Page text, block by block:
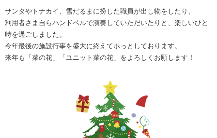
サンタやトナカイ、雪だるまに扮した職員が出し物をしたり、
利用者さま自らハンドベルで演奏していただいたりと、楽しいひと
時を過ごしました。
今年最後の施設行事を盛大に終えてホっとしております。
来年も「菜の花」「ユニット菜の花」をよろしくお願します！